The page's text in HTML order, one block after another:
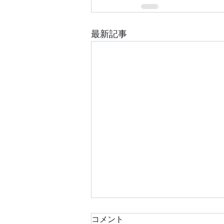
最新記事
コメント